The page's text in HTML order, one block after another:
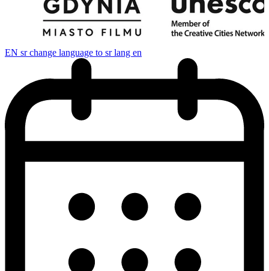
EN sr change language to sr lang en